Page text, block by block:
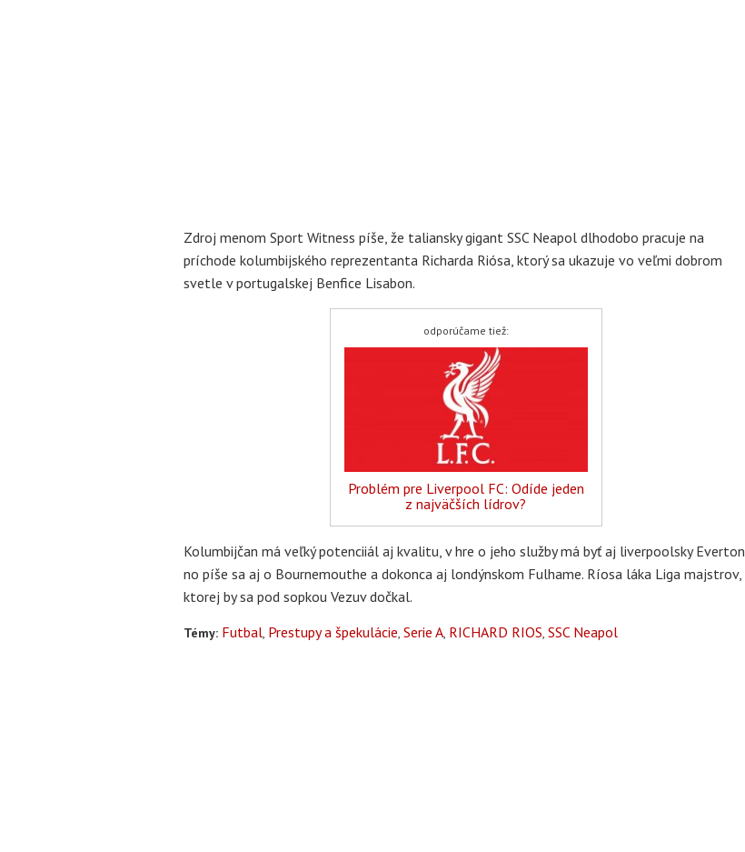
Zdroj menom Sport Witness píše, že taliansky gigant SSC Neapol dlhodobo pracuje na
príchode kolumbijského reprezentanta Richarda Riósa, ktorý sa ukazuje vo veľmi dobrom
svetle v portugalskej Benfice Lisabon.
odporúčame tiež:
Problém pre Liverpool FC: Odíde jeden
z najväčších lídrov?
Kolumbijčan má veľký potenciiál aj kvalitu, v hre o jeho služby má byť aj liverpoolsky Everton,
no píše sa aj o Bournemouthe a dokonca aj londýnskom Fulhame. Ríosa láka Liga majstrov,
ktorej by sa pod sopkou Vezuv dočkal.
Témy: Futbal Prestupy a špekulácie Serie A RICHARD RIOS SSC Neapol